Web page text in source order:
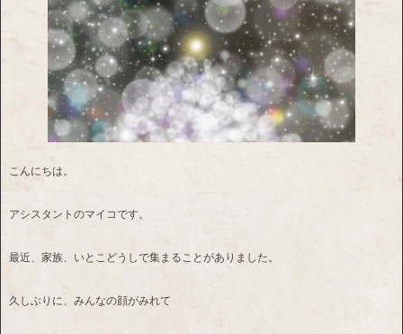
こんにちは。
アシスタントのマイコです。
最近、家族、いとこどうしで集まることがありました。
久しぶりに、みんなの顔がみれて